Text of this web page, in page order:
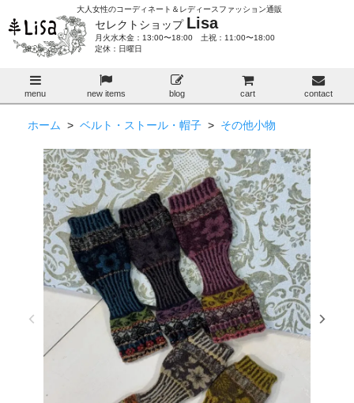
大人女性のコーディネート＆レディースファッション通販
セレクトショップ Lisa
月火水木金：13:00〜18:00 土祝：11:00〜18:00
定休：日曜日
menu new items blog cart contact
ホーム > ベルト・ストール・帽子 > その他小物